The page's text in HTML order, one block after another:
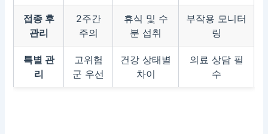
접종 후
관리
2주간
주의
휴식 및 수
분 섭취
부작용 모니터
링
특별 관
리
고위험
군 우선
건강 상태별
차이
의료 상담 필
수